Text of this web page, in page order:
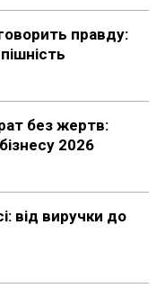
правду:
без жертв:
2026
від виручки до